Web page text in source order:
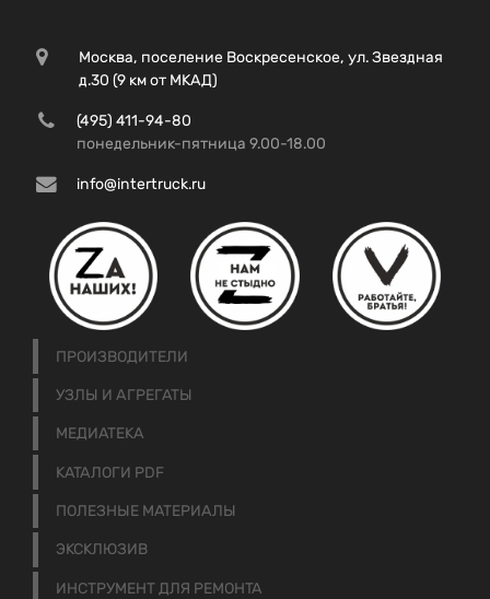
Москва, поселение Воскресенское, ул. Звездная
д.30 (9 км от МКАД)
(495) 411-94-80
понедельник-пятница 9.00-18.00
info@intertruck.ru
ПРОИЗВОДИТЕЛИ
УЗЛЫ И АГРЕГАТЫ
МЕДИАТЕКА
КАТАЛОГИ PDF
ПОЛЕЗНЫЕ МАТЕРИАЛЫ
ЭКСКЛЮЗИВ
ИНСТРУМЕНТ ДЛЯ РЕМОНТА